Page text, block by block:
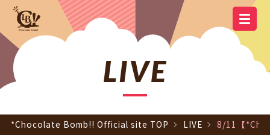
OFFICIAL SITE TOP
SCHEDULE DISCOGRAPHY
GOODS
YOUTUBE OFFICIAL LINE
OFFICIAL
LIVE
*Chocolate Bomb!! Official site TOP LIVE 8/11【